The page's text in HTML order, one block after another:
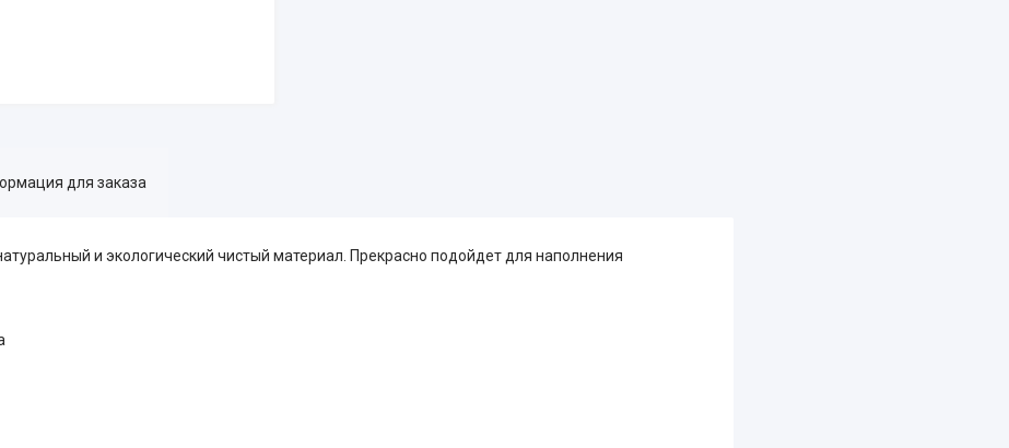
для заказа
и экологический чистый материал. Прекрасно подойдет для наполнения